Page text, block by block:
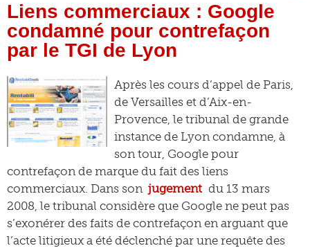
Liens commerciaux : Google
condamné pour contrefaçon
par le TGI de Lyon
Après les cours d’appel de Paris,
de Versailles et d’Aix-en-
Provence, le tribunal de grande
instance de Lyon condamne, à
son tour, Google pour
contrefaçon de marque du fait des liens
commerciaux. Dans son jugement du 13 mars
2008, le tribunal considère que Google ne peut pas
s’exonérer des faits de contrefaçon en arguant que
l’acte litigieux a été déclenché par une requête des